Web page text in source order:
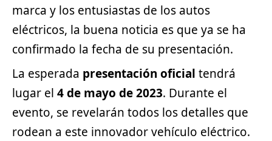
marca y los entusiastas de los autos
eléctricos, la buena noticia es que ya se ha
confirmado la fecha de su presentación.
La esperada presentación oficial tendrá
lugar el 4 de mayo de 2023. Durante el
evento, se revelarán todos los detalles que
rodean a este innovador vehículo eléctrico.